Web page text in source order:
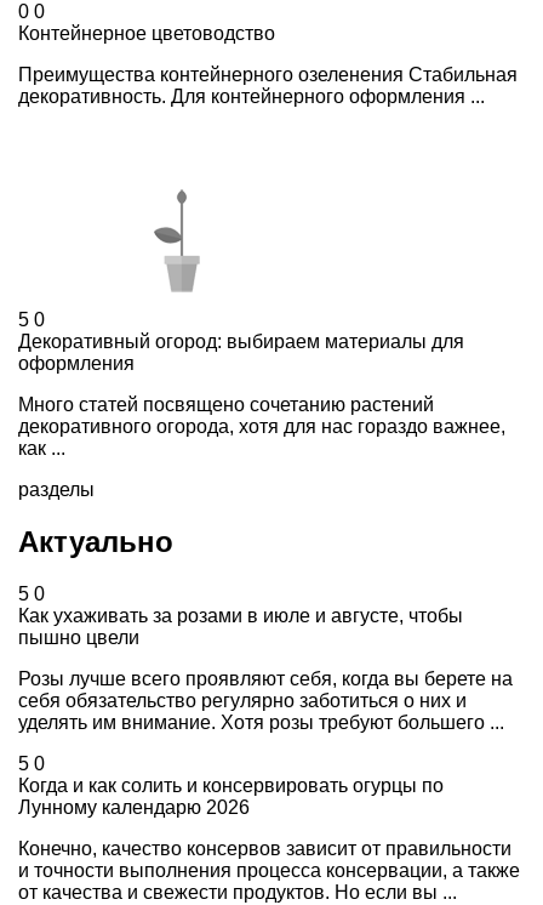
0 0
Контейнерное цветоводство
Преимущества контейнерного озеленения Стабильная
декоративность. Для контейнерного оформления ...
5 0
Декоративный огород: выбираем материалы для
оформления
Много статей посвящено сочетанию растений
декоративного огорода, хотя для нас гораздо важнее,
как ...
разделы
Актуально
5 0
Как ухаживать за розами в июле и августе, чтобы
пышно цвели
Розы лучше всего проявляют себя, когда вы берете на
себя обязательство регулярно заботиться о них и
уделять им внимание. Хотя розы требуют большего ...
5 0
Когда и как солить и консервировать огурцы по
Лунному календарю 2026
Конечно, качество консервов зависит от правильности
и точности выполнения процесса консервации, а также
от качества и свежести продуктов. Но если вы ...